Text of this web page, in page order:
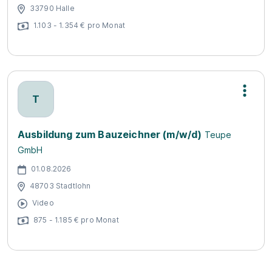
33790 Halle
1.103 - 1.354 € pro Monat
T
Ausbildung zum Bauzeichner (m/w/d) Teupe
GmbH
01.08.2026
48703 Stadtlohn
Video
875 - 1.185 € pro Monat